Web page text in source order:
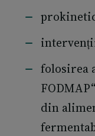
folosirea
din